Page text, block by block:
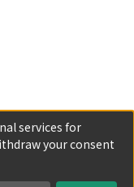
Crawler-List
original copyright,
services for
your consent